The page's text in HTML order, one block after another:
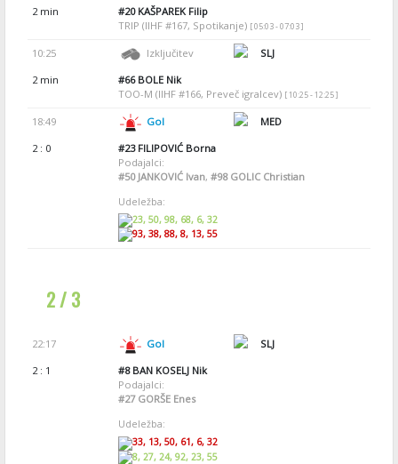
2 min
#20KAŠPAREK Filip
TRIP (IIHF #167, Spotikanje) [ 05:03 - 07:03 ]
10:25 Izključitev
SLJ
2 min
#66BOLE Nik
TOO-M (IIHF #166, Preveč igralcev) [ 10:25 - 12:25 ]
18:49 Gol
MED
2 : 0
#23FILIPOVIĆ Borna
Podajalci:
#50JANKOVIĆ Ivan, #98GOLIC Christian
Udeležba:
23, 50, 98, 68, 6, 32
93, 38, 88, 8, 13, 55
2 / 3
22:17 Gol
SLJ
2 : 1
#8BAN KOSELJ Nik
Podajalci:
#27GORŠE Enes
Udeležba:
33, 13, 50, 61, 6, 32
8, 27, 24, 92, 23, 55